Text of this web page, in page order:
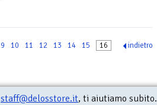
9 10 11 12 13 14 15 16 indietro
staff@delosstore.it, ti aiutiamo subito.